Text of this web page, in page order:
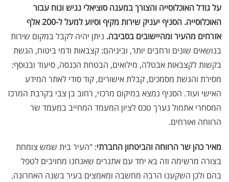
על גודל האוכלוסייה והצורך במענה סוציאלי נגיש ונוח עבור
האוכלוסייה. הסניף יעניק שירות מקיף וסיוע למעל ל-
200אלף
אזרחים מהעיר ומהיישובים בסביבה. ניתן יהיה לקבל במקום שירות
בנושאים שונים ורחבים יותר, וביניהם: קצבאות ודמי ביטוח, הגשת
בקשות לקצבאות אבטלה, מילואים, הבטחת הכנסה, סיעוד ובנוסף:
מסירת והגשת מסמכים, קבלת אישורים, קוד סודי לאתר המידע
האישי ועוד. הסניף נמצא במיקום מרכזי, רחוב בן צבי בקרבת המרכז
המסחרי אתמול נערך טכס לציון המעמד המחייב במעמד שר
הרווחה ואורחים.
מאיר כהןשר הרווחה והביטחון החברתי" :העיר בית שמש צומחת
בצורה מרשימה וזה בא יחד עם אתגרים שאנחנו מחויבים לטפל
בהם ולכן השקענו הרבה מחשבה ומאמצים בעיר בשנה האחרונה.